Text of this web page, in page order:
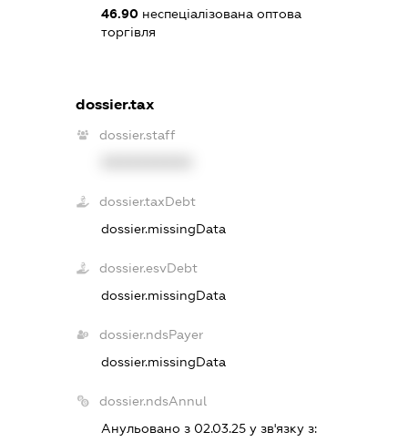
46.90неспеціалізована оптова
торгівля
dossier.tax
dossier.staff
dossier.taxDebt
dossier.missingData
dossier.esvDebt
dossier.missingData
dossier.ndsPayer
dossier.missingData
dossier.ndsAnnul
Анульовано з 02.03.25 у зв'язку з: